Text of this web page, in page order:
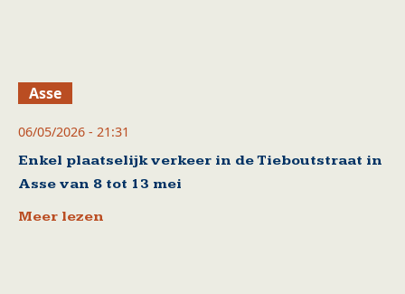
Asse
06/05/2026 - 21:31
Enkel plaatselijk verkeer in de Tieboutstraat in
Asse van 8 tot 13 mei
Meer lezen